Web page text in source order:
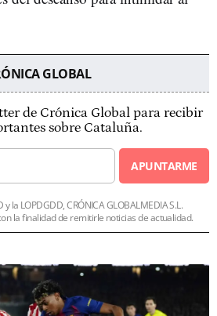
GLOBAL
de Crónica Global para recibir
sobre Cataluña.
APUNTARME
la LOPDGDD, CRÓNICA GLOBALMEDIA S.L.
la finalidad de remitirle noticias de actualidad.